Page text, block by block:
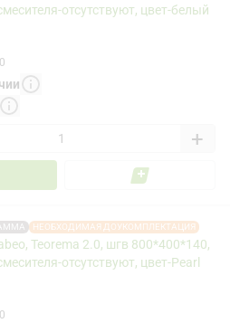
отсутствуют, цвет-белый
+
НЕОБХОДИМАЯ ДОУКОМПЛЕКТАЦИЯ
Teorema 2.0, шгв 800*400*140,
отсутствуют, цвет-Pearl